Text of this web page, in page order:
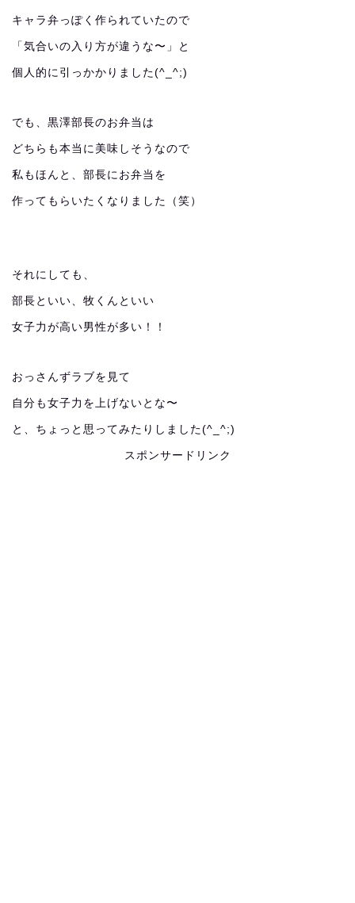
キャラ弁っぽく作られていたので
「気合いの入り方が違うな〜」と
個人的に引っかかりました(^_^;)
でも、黒澤部長のお弁当は
どちらも本当に美味しそうなので
私もほんと、部長にお弁当を
作ってもらいたくなりました（笑）
それにしても、
部長といい、牧くんといい
女子力が高い男性が多い！！
おっさんずラブを見て
自分も女子力を上げないとな〜
と、ちょっと思ってみたりしました(^_^;)
スポンサードリンク